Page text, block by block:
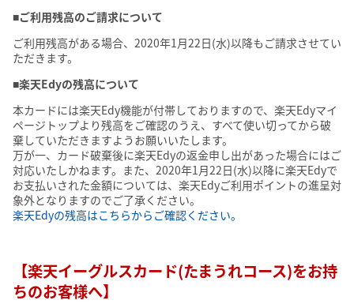
■ご利用残高のご請求について
ご利用残高がある場合、2020年1月22日(水)以降もご請求させてい
ただきます。
■楽天Edyの残高について
本カードには楽天Edy機能が付帯しておりますので、楽天Edyマイ
ページトップより残高をご確認のうえ、すべて使い切ってから破
棄していただきますようお願いいたします。
万が一、カード破棄後に楽天Edyの返金申し出があった場合にはご
対応いたしかねます。また、2020年1月22日(水)以降に楽天Edyで
お支払いされた金額については、楽天Edyご利用ポイントの進呈対
象外となりますのでご了承ください。
楽天Edyの残高はこちらからご確認ください。
【楽天イーグルスカード(たまうれコース)をお持
ちのお客様へ】